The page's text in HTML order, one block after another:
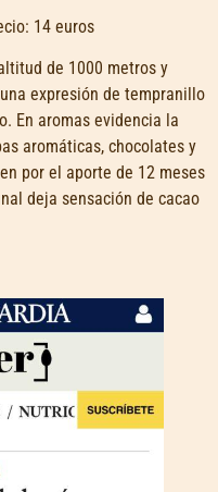
14 euros
de 1000 metros y
expresión de tempranillo
En aromas evidencia la
aromáticas, chocolates y
por el aporte de 12 meses
deja sensación de cacao